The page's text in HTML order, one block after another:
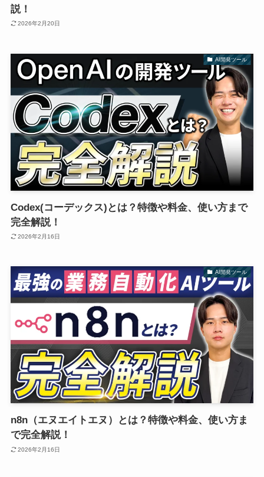
説！
2026年2月20日
AI開発ツール
Codex(コーデックス)とは？特徴や料金、使い方まで
完全解説！
2026年2月16日
AI開発ツール
n8n（エヌエイトエヌ）とは？特徴や料金、使い方ま
で完全解説！
2026年2月16日